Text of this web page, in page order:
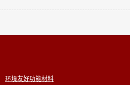
环境友好功能材料